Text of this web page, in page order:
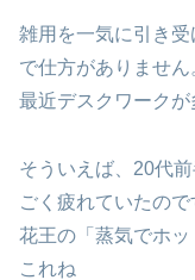
雑用を一気に引き
で仕方がありません
最近デスクワークが
そういえば、20代
ごく疲れていたので
花王の「蒸気でホッ
これね